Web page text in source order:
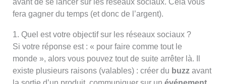
fera gagner du temps (et donc de l’argent).
1. Quel est votre objectif sur les réseaux sociaux ?
Si votre réponse est : « pour faire comme tout le
monde », alors vous pouvez tout de suite arrêter là. Il
existe plusieurs raisons (valables) : créer du buzz avant